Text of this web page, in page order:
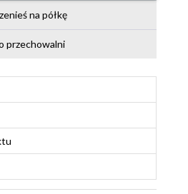
na półkę
przechowalni